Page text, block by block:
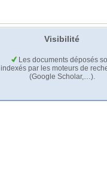
Visibilité
Les documents déposés
indexés par les moteurs de
(Google Scholar,…).